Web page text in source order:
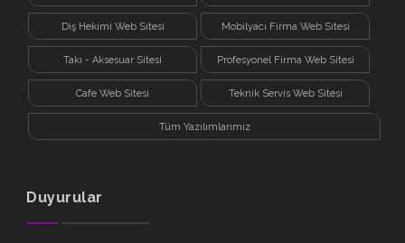
Diş Hekimi Web Sitesi Mobilyacı Firma Web Sitesi
Takı - Aksesuar Sitesi Profesyonel Firma Web Sitesi
Cafe Web Sitesi Teknik Servis Web Sitesi
Tüm Yazılımlarımız
Duyurular